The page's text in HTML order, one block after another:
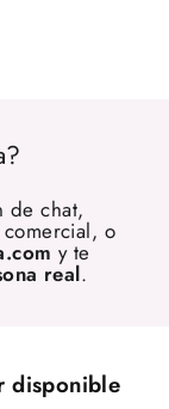
de chat,
o
y te
real.